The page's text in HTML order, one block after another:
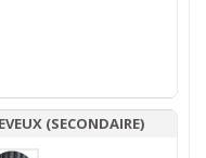
(SECONDAIRE)